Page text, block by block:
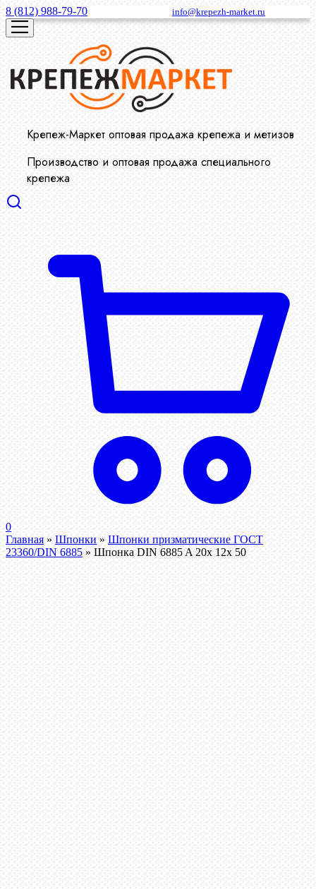
8 (812) 988-79-70 info@krepezh-market.ru
Крепеж-Маркет оптовая продажа крепежа и метизов
Производство и оптовая продажа специального
крепежа
0
Главная » Шпонки » Шпонки призматические ГОСТ
23360/DIN 6885 » Шпонка DIN 6885 A 20x 12x 50